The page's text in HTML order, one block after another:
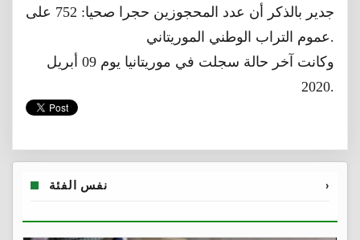
جدير بالذكر أن عدد المحجوزين حجرا صحيا: 752 على
عموم التراب الوطني الموريتاني.
وكانت آخر حالة سجلت في موريتانيا يوم 09 أبريل
2020.
نفس الفئة ›